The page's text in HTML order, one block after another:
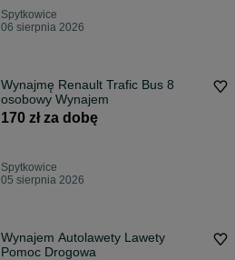
Spytkowice
06 sierpnia 2026
Wynajmę Renault Trafic Bus 8
osobowy Wynajem
170 zł za dobę
Spytkowice
05 sierpnia 2026
Wynajem Autolawety Lawety
Pomoc Drogowa